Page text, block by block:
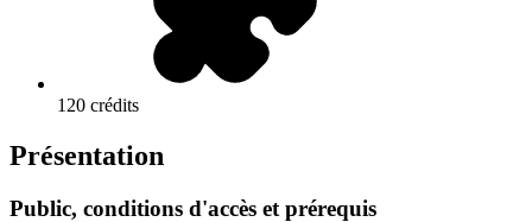
120 crédits
Présentation
Public, conditions d'accès et prérequis